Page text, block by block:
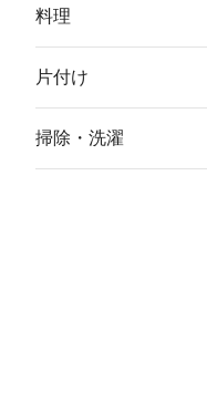
料理
片付け
掃除・洗濯